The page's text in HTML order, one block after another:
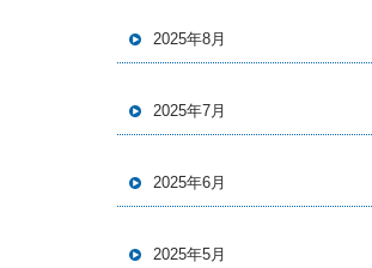
2025年8月
2025年7月
2025年6月
2025年5月